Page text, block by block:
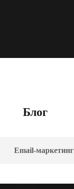
Блог
Email-маркетинг